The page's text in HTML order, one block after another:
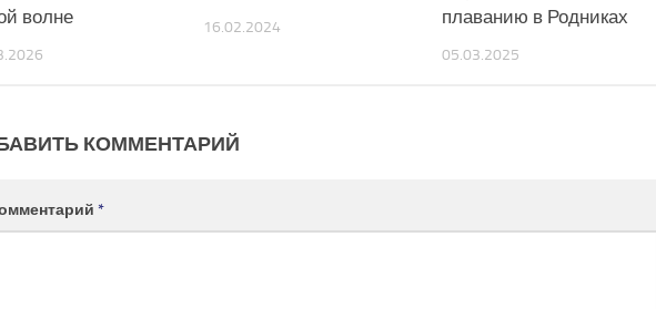
волне
16.02.2024
плаванию в Родниках
05.03.2025
КОММЕНТАРИЙ
*